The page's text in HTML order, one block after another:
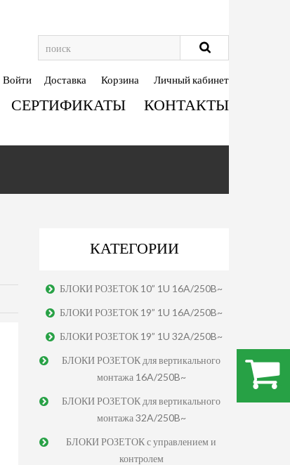
Войти Доставка Корзина Личный кабинет
СЕРТИФИКАТЫ КОНТАКТЫ
КАТЕГОРИИ
БЛОКИ РОЗЕТОК 10” 1U 16A/250B~
БЛОКИ РОЗЕТОК 19” 1U 16A/250B~
БЛОКИ РОЗЕТОК 19” 1U 32A/250B~
БЛОКИ РОЗЕТОК для вертикального
монтажа 16A/250B~
БЛОКИ РОЗЕТОК для вертикального
монтажа 32A/250B~
БЛОКИ РОЗЕТОК с управлением и
контролем